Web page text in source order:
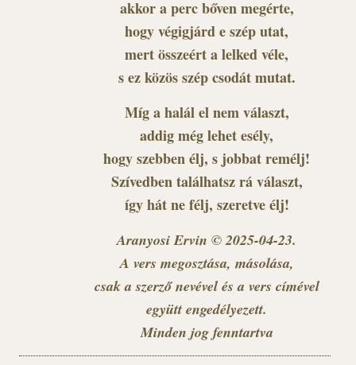
akkor a perc bőven megérte,
hogy végigjárd e szép utat,
mert összeért a lelked véle,
s ez közös szép csodát mutat.
Míg a halál el nem választ,
addig még lehet esély,
hogy szebben élj, s jobbat remélj!
Szívedben találhatsz rá választ,
így hát ne félj, szeretve élj!
Aranyosi Ervin © 2025-04-23.
A vers megosztása, másolása,
csak a szerző nevével és a vers címével
együtt engedélyezett.
Minden jog fenntartva